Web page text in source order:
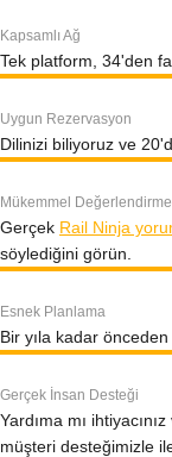
Kapsamlı Ağ
Tek platform, 34'den
Uygun Rezervasyon
Dilinizi biliyoruz ve
Mükemmel Değerlendirme
Gerçek Rail Ninja
söylediğini görün.
Esnek Planlama
Bir yıla kadar
Gerçek İnsan Desteği
Yardıma mı
müşteri desteğimizle